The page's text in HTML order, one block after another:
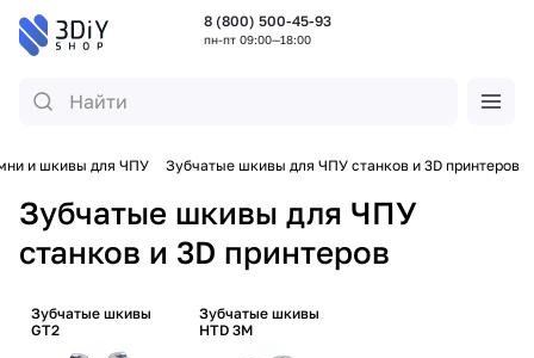
8 (800) 500-45-93
пн-пт 09:00—18:00
и шкивы для ЧПУ Зубчатые шкивы для ЧПУ станков и 3D принтеров
Зубчатые шкивы для ЧПУ
станков и 3D принтеров
Зубчатые шкивы
GT2
Зубчатые шкивы
HTD 3M